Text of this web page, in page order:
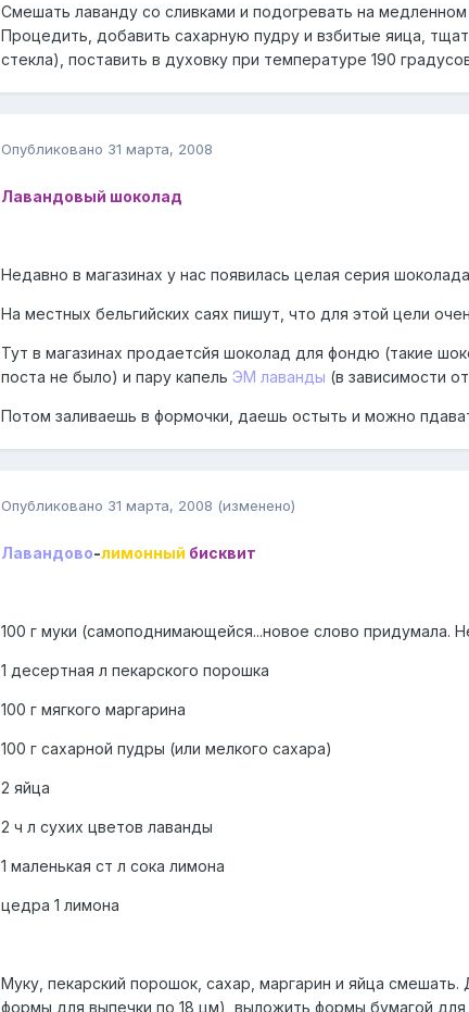
Смешать лаванду со сливками и подогревать на
Процедить, добавить сахарную пудру и взбитые яица,
стекла), поставить в духовку при температуре 190
Опубликовано 31 марта, 2008
Лавандовый шоколад
Недавно в магазинах у нас появилась целая серия
На местных бельгийских саях пишут, что для этой цели
Тут в магазинах продаетсйя шоколад для фондю (такие
поста не было) и пару капель ЭМ лаванды (в зависимости
Потом заливаешь в формочки, даешь остыть и можно
Опубликовано 31 марта, 2008 (изменено)
Лавандово-лимонный бисквит
100 г муки (самоподнимающейся...новое слово придумала.
1 десертная л пекарского порошка
100 г мягкого маргарина
100 г сахарной пудры (или мелкого сахара)
2 яйца
2 ч л сухих цветов лаванды
1 маленькая ст л сока лимона
цедра 1 лимона
Муку, пекарский порошок, сахар, маргарин и яйца
формы для выпечки по 18 цм), выложить формы бумагой для